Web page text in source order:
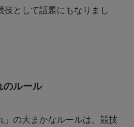
技として話題にもなりまし
のルール
」の大まかなルールは、競技